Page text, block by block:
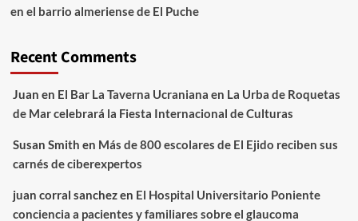
en el barrio almeriense de El Puche
Recent Comments
Juan en El Bar La Taverna Ucraniana en La Urba de Roquetas
de Mar celebrará la Fiesta Internacional de Culturas
Susan Smith en Más de 800 escolares de El Ejido reciben sus
carnés de ciberexpertos
juan corral sanchezen El Hospital Universitario Poniente
conciencia a pacientes y familiares sobre el glaucoma